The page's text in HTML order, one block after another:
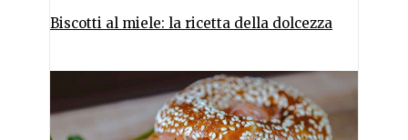
Biscotti al miele: la ricetta della dolcezza